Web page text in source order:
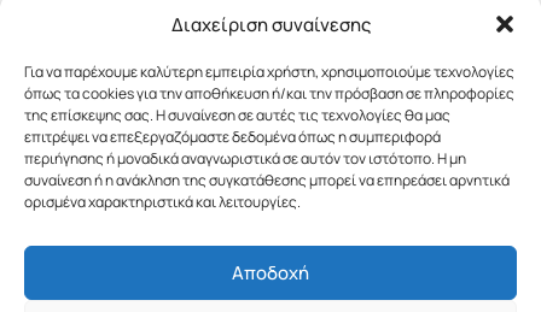
Διαχείριση συναίνεσης
Για να παρέχουμε καλύτερη εμπειρία χρήστη, χρησιμοποιούμε τεχνολογίες
όπως τα cookies για την αποθήκευση ή/και την πρόσβαση σε πληροφορίες
της επίσκεψης σας. Η συναίνεση σε αυτές τις τεχνολογίες θα μας
επιτρέψει να επεξεργαζόμαστε δεδομένα όπως η συμπεριφορά
περιήγησης ή μοναδικά αναγνωριστικά σε αυτόν τον ιστότοπο. Η μη
συναίνεση ή η ανάκληση της συγκατάθεσης μπορεί να επηρεάσει αρνητικά
ορισμένα χαρακτηριστικά και λειτουργίες.
Αποδοχή